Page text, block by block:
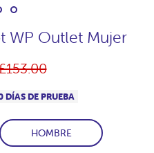
WP Outlet Mujer
habitual
DÍAS DE PRUEBA
HOMBRE